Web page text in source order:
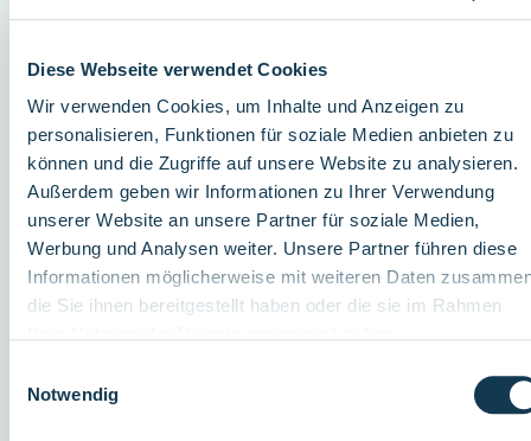
Diese Webseite verwendet Cookies
Wir verwenden Cookies, um Inhalte und Anzeigen zu
personalisieren, Funktionen für soziale Medien anbieten zu
können und die Zugriffe auf unsere Website zu analysieren.
Außerdem geben wir Informationen zu Ihrer Verwendung
unserer Website an unsere Partner für soziale Medien,
Werbung und Analysen weiter. Unsere Partner führen diese
Informationen möglicherweise mit weiteren Daten
die Sie ihnen bereitgestellt haben oder die sie im Rahmen
Notwendig
Ein sinnstiftender Job, mit dem Sie das Leben von
Kindern und Familien bereichern – das erwartet
Sie beim KiTa Zweckverband.
Wir sind einer der größten freien Träger von
Kindertageseinrichtungen in Deutschland mit Sitz in Essen. In
bis zum Schuleintritt an. Über 3.500 Mitarbeitende sorgen
täglich für das Wohl der Kinder und Familien. Sie sind das